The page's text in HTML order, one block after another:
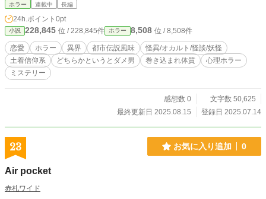
ホラー 連載中 長編
24h.ポイント 0pt
小説 228,845 位 / 228,845件 ホラー 8,508 位 / 8,508件
恋愛 ホラー 異界 都市伝説風味
怪異/オカルト/怪談/妖怪
土着信仰系
どちらかというとダメ男 巻き込まれ体質
心理ホラー
ミステリー
感想数 0
文字数 50,625
最終更新日 2025.08.15
登録日 2025.07.14
23 お気に入り追加 0
Air pocket
赤札ワイド